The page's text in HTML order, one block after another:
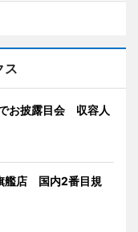
ス
お披露目会 収容人
艦店 国内2番目規